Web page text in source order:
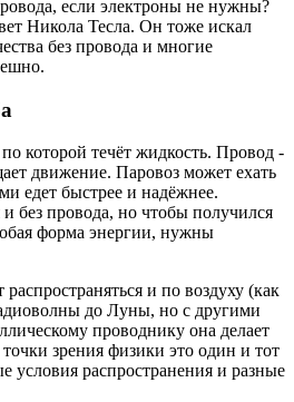
если электроны не нужны?
Никола Тесла. Он тоже искал
без провода и многие
которой течёт жидкость. Провод -
движение. Паровоз может ехать
едет быстрее и надёжнее.
без провода, но чтобы получился
форма энергии, нужны
и по воздуху (как
до Луны, но с другими
проводнику она делает
зрения физики это один и тот
условия распространения и разные